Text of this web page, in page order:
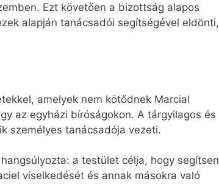
Ezt követően a bizottság alapos
alapján tanácsadói segítségével eldönti,
amelyek nem kötődnek Marcial
az egyházi bíróságokon. A tárgyilagos és
személyes tanácsadója vezeti.
a testület célja, hogy segítsen
viselkedését és annak másokra való